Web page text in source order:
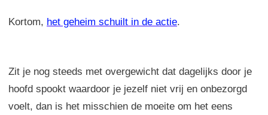
Kortom, het geheim schuilt in de actie.
Zit je nog steeds met overgewicht dat dagelijks door je
hoofd spookt waardoor je jezelf niet vrij en onbezorgd
voelt, dan is het misschien de moeite om het eens